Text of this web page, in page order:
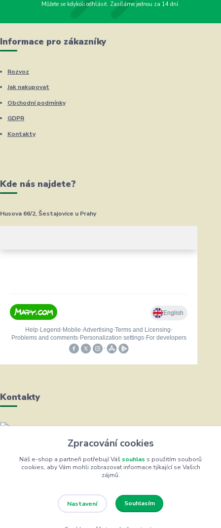
Můžete se kdykoli odhlásit. Zasíláme jednou za 14 dní.
Informace pro zákazníky
Rozvoz
Jak nakupovat
Obchodní podmínky
GDPR
Kontakty
Kde nás najdete?
Husova 66/2, Šestajovice u Prahy
Kontakty
Helena Bayerová
+420 604 711 491
(Po-Čt, 8-16 hod.)
Zpracování cookies
Náš e-shop a partneři potřebují Váš souhlas s použitím souborů
cookies, aby Vám mohli zobrazovat informace týkající se Vašich
zájmů.
Nastavení Souhlasím